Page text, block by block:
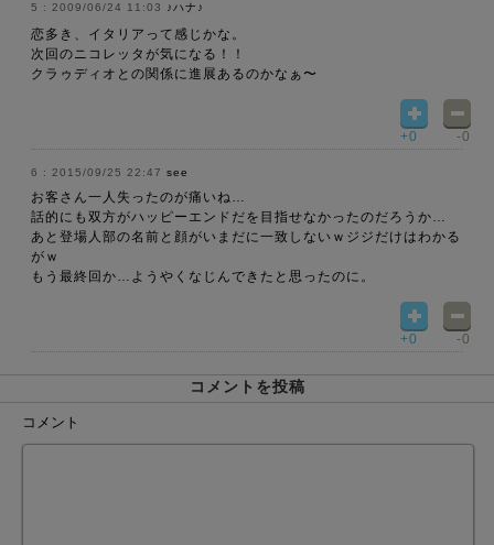
2009/06/24 11:03 ♪ハナ♪
恋多き、イタリアって感じかな。
次回のニコレッタが気になる！！
クラゥディオとの関係に進展あるのかなぁ〜
+0 -0
2015/09/25 22:47 see
お客さん一人失ったのが痛いね…
話的にも双方がハッピーエンドだを目指せなかったのだろうか…
あと登場人部の名前と顔がいまだに一致しないｗジジだけはわかる
がｗ
もう最終回か…ようやくなじんできたと思ったのに。
+0 -0
コメントを投稿
コメント